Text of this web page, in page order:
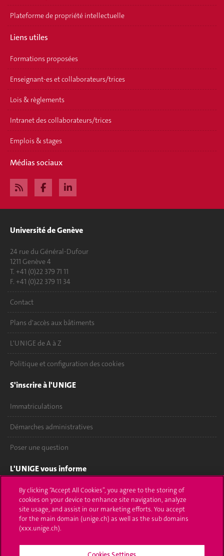
Plateforme de propriété intellectuelle
Liens utiles
Formations proposées
Enseignant-es et collaborateurs/trices
Lois & règlements
Intranet des collaborateurs/trices
Emplois & stages
Médias sociaux
Université de Genève
24 rue du Général-Dufour
1211 Genève 4
T. +41 (0)22 379 71 11
F. +41 (0)22 379 11 34
Contact
Plans d'accès aux bâtiments
L'UNIGE de A à Z
Politique et configuration des cookies
S'inscrire à l'UNIGE
Immatriculations
Démarches administratives
Poser une question
L'UNIGE vous informe
UNIGE Mobile
Médias
Offres d'emploi
By clicking “Accept All Cookies”, you agree to the storing of
cookies on your device to enhance site navigation, analyze
site usage, and assist in our marketing efforts. You accept
for the main domain (unige.ch) as well as the sub domains
(xxx.unige.ch).